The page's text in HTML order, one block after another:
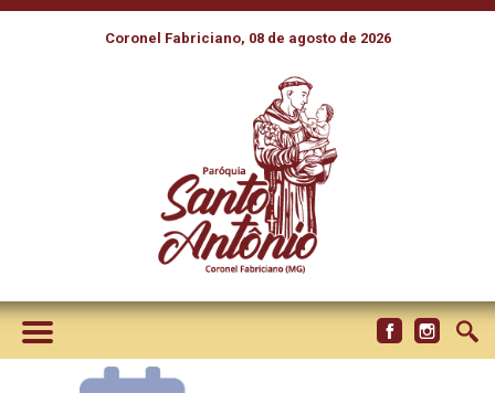
Coronel Fabriciano, 08 de agosto de 2026